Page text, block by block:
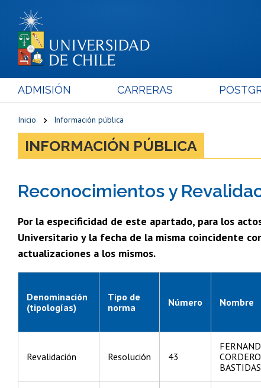
ADMISIÓN CARRERAS
Inicio Información pública
INFORMACIÓN PÚBLICA
Reconocimientos y
Por la especificidad de este apartado, para los
Universitario y la fecha de la misma coincidente
actualizaciones a los mismos.
Denominación
(tipologías)
Tipo de
norma
Número Nombre
Revalidación Resolución 43
CORDERO
BASTIDAS